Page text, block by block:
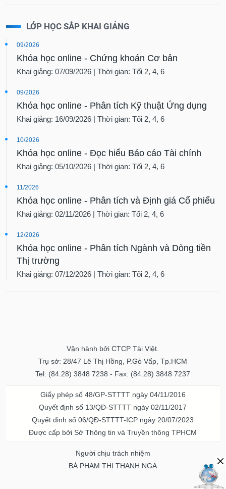
LỚP HỌC SẮP KHAI GIẢNG
09/2026
Khóa học online - Chứng khoán Cơ bản
Khai giảng: 07/09/2026 | Thời gian: Tối 2, 4, 6
09/2026
Khóa học online - Phân tích Kỹ thuật Ứng dụng
Khai giảng: 16/09/2026 | Thời gian: Tối 2, 4, 6
10/2026
Khóa học online - Đọc hiểu Báo cáo Tài chính
Khai giảng: 05/10/2026 | Thời gian: Tối 2, 4, 6
11/2026
Khóa học online - Phân tích và Định giá Cổ phiếu
Khai giảng: 02/11/2026 | Thời gian: Tối 2, 4, 6
12/2026
Khóa học online - Phân tích Ngành và Dòng tiền
Thị trường
Khai giảng: 07/12/2026 | Thời gian: Tối 2, 4, 6
Vận hành bởi CTCP Tài Việt.
Trụ sở: 28/47 Lê Thị Hồng, P.Gò Vấp, Tp.HCM
Tel: (84.28) 3848 7238 - Fax: (84.28) 3848 7237
Giấy phép số 48/GP-STTTT ngày 04/11/2016
Quyết định số 13/QĐ-STTTT ngày 02/11/2017
Quyết định số 06/QĐ-STTTT-ICP ngày 20/07/2023
Được cấp bởi Sở Thông tin và Truyền thông TPHCM
Người chịu trách nhiệm
BÀ PHẠM THỊ THANH NGA